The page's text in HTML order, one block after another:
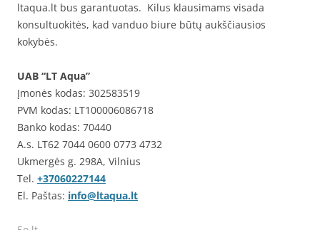
ltaqua.lt bus garantuotas. Kilus klausimams visada
konsultuokitės, kad vanduo biure būtų aukščiausios
kokybės.
UAB “LT Aqua”
Įmonės kodas: 302583519
PVM kodas: LT100006086718
Banko kodas: 70440
A.s. LT62 7044 0600 0773 4732
Ukmergės g. 298A, Vilnius
Tel. +37060227144
El. Paštas: info@ltaqua.lt